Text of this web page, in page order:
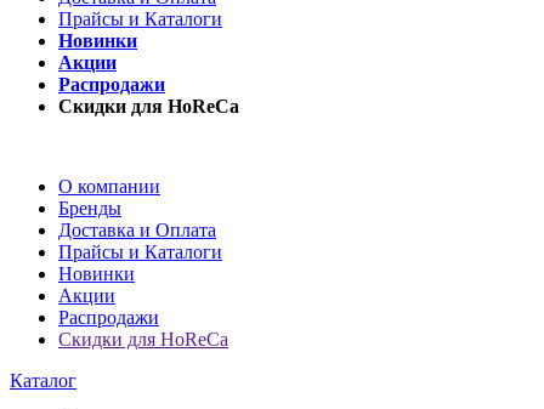
Прайсы и Каталоги
Новинки
Акции
Распродажи
Скидки для HoReCa
О компании
Бренды
Доставка и Оплата
Прайсы и Каталоги
Новинки
Акции
Распродажи
Скидки для HoReCa
Каталог